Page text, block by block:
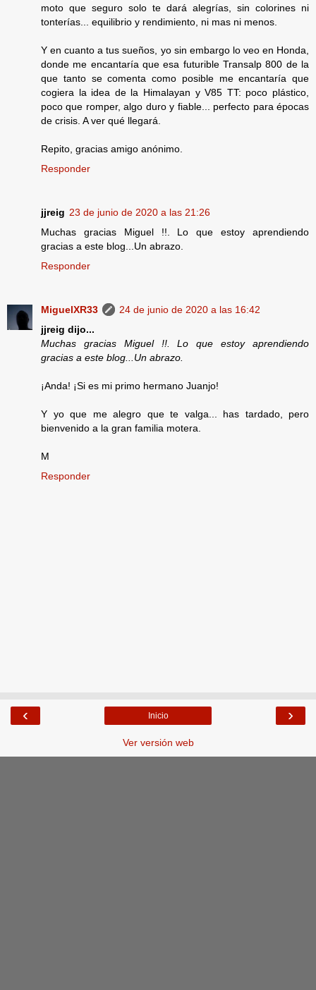
moto que seguro solo te dará alegrías, sin colorines ni
tonterías... equilibrio y rendimiento, ni mas ni menos.
Y en cuanto a tus sueños, yo sin embargo lo veo en Honda,
donde me encantaría que esa futurible Transalp 800 de la
que tanto se comenta como posible me encantaría que
cogiera la idea de la Himalayan y V85 TT: poco plástico,
poco que romper, algo duro y fiable... perfecto para épocas
de crisis. A ver qué llegará.
Repito, gracias amigo anónimo.
Responder
jjreig 23 de junio de 2020 a las 21:26
Muchas gracias Miguel !!. Lo que estoy aprendiendo
gracias a este blog...Un abrazo.
Responder
MiguelXR33
24 de junio de 2020 a las 16:42
jjreig dijo...
Muchas gracias Miguel !!. Lo que estoy aprendiendo
gracias a este blog...Un abrazo.
¡Anda! ¡Si es mi primo hermano Juanjo!
Y yo que me alegro que te valga... has tardado, pero
bienvenido a la gran familia motera.
M
Responder
‹ ›
Inicio
Ver versión web